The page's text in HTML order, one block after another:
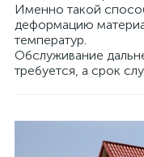
Именно такой
деформацию
температур.
Обслуживание
требуется, а срок